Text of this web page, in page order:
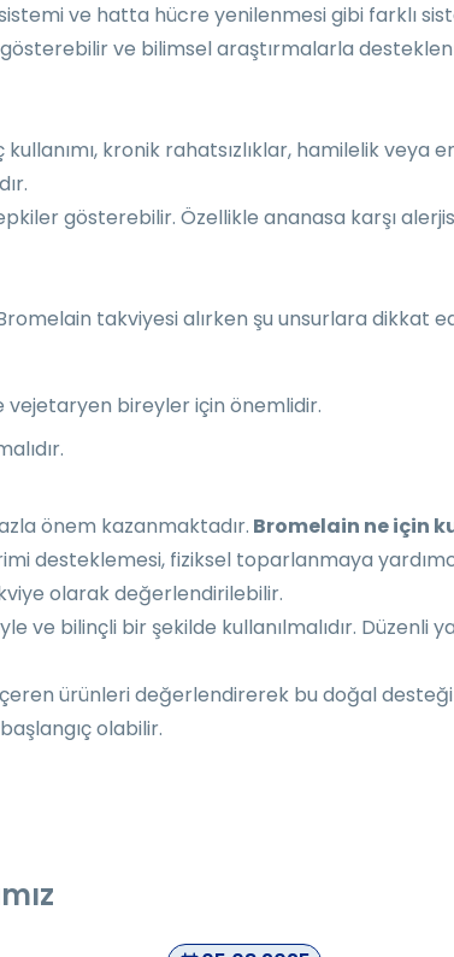
sistemi ve hatta hücre yenilenmesi gibi farklı
ve bilimsel araştırmalarla
kronik rahatsızlıklar, hamilelik veya
gösterebilir. Özellikle ananasa karşı
takviyesi alırken şu unsurlara dikkat
vejetaryen bireyler için önemlidir.
önem kazanmaktadır. Bromelain ne için
desteklemesi, fiziksel toparlanmaya
olarak değerlendirilebilir.
bilinçli bir şekilde kullanılmalıdır. Düzenli
ürünleri değerlendirerek bu doğal desteği
olabilir.